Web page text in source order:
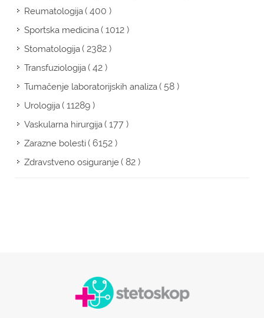
Reumatologija( 400 )
Sportska medicina( 1012 )
Stomatologija( 2382 )
Transfuziologija( 42 )
Tumačenje laboratorijskih analiza( 58 )
Urologija( 11289 )
Vaskularna hirurgija( 177 )
Zarazne bolesti( 6152 )
Zdravstveno osiguranje( 82 )